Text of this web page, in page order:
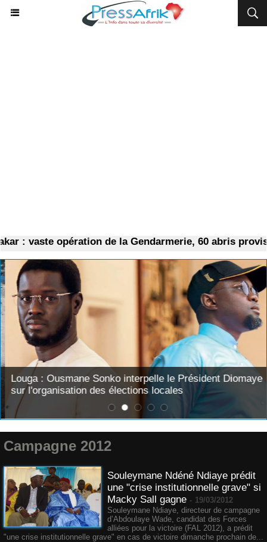
: vaste opération de la Gendarmerie, 60 abris
Louga : Ousmane Sonko interpelle le Président Diomaye
sur l'organisation des élections locales
Campagne 2012
Souleymane Ndéné Ndiaye prédit
une "crise institutionnelle grave" si
Macky Sall gagne - 19/03/2012
Souleymane Ndiaye, directeur de campagne
d’Abdoulaye Wade, candidat des Forces
alliées pour la victoire (FAL 2012), a prédit
"une crise institutionnelle grave" en cas de victoire dimanche prochain de...